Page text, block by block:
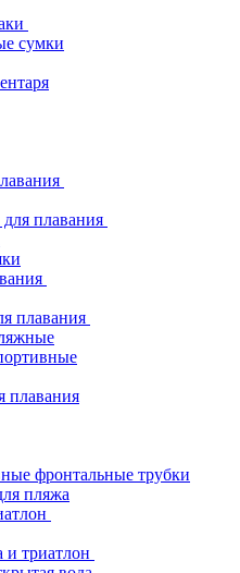
сумки
плавания
плавания
плавания
фронтальные трубки
пляжа
и триатлон